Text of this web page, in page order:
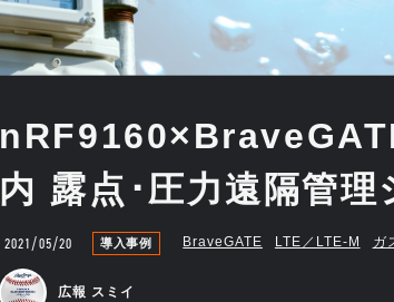
内 露点･圧力遠隔管理
2021/05/20 導入事例 BraveGATE LTE／LTE-M ガ
広報 スミイ